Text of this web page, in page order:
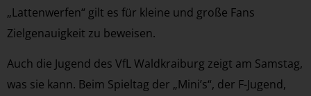
„Lattenwerfen“ gilt es für kleine und große Fans
Zielgenauigkeit zu beweisen.
Auch die Jugend des VfL Waldkraiburg zeigt am Samstag,
was sie kann. Beim Spieltag der „Mini’s“, der F-Jugend,